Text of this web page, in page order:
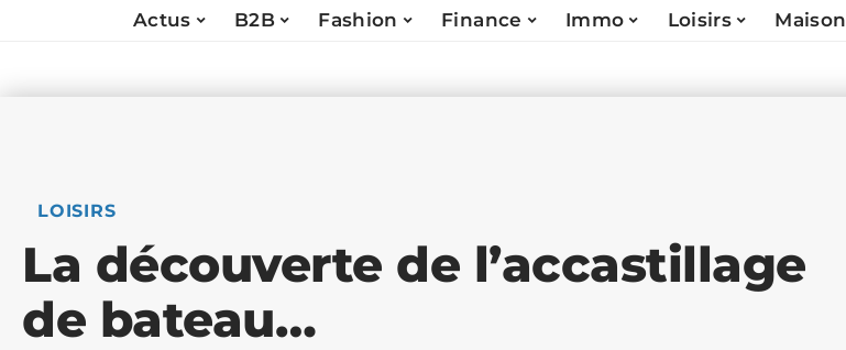
Actus B2B Fashion Finance Immo Loisirs Maison
LOISIRS
La découverte de l’accastillage
de bateau…